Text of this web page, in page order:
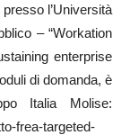
l’Università
– “Workation
enterprise
di domanda, è
Italia Molise:
frea-targeted-